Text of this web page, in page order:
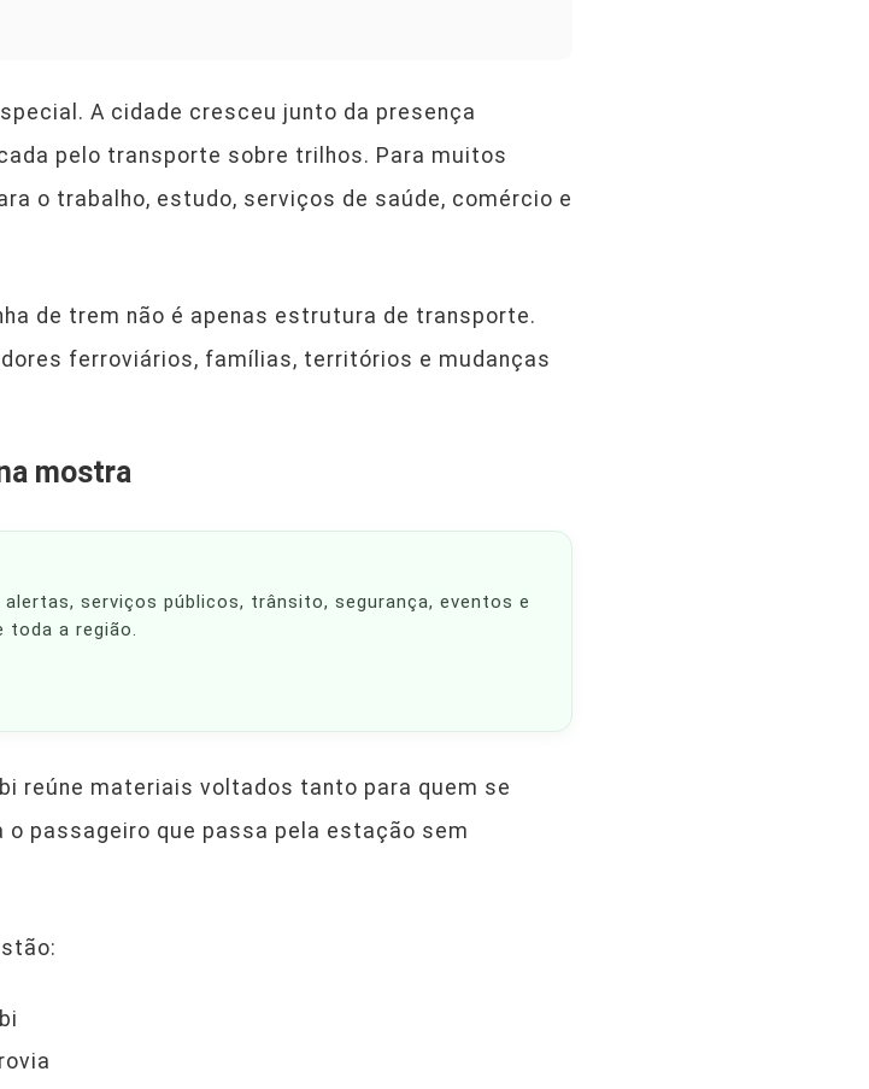
A cidade cresceu junto da presença
pelo transporte sobre trilhos. Para muitos
o trabalho, estudo, serviços de saúde, comércio e
de trem não é apenas estrutura de transporte.
ferroviários, famílias, territórios e mudanças
mostra
serviços públicos, trânsito, segurança, eventos e
toda a região.
reúne materiais voltados tanto para quem se
passageiro que passa pela estação sem